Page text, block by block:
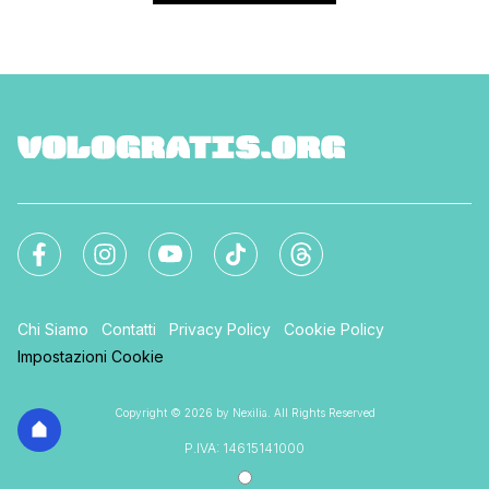
Chi Siamo Contatti Privacy Policy
Cookie Policy
Impostazioni Cookie
Copyright © 2026 by Nexilia. All Rights Reserved
P.IVA: 14615141000